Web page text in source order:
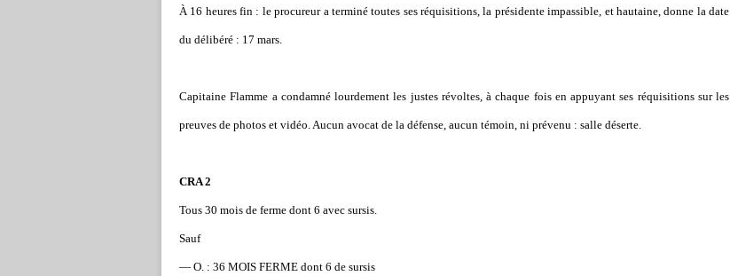
À 16 heures fin : le procureur a terminé toutes ses réquisitions, la présidente impassible, et hautaine, donne la date
du délibéré : 17 mars.
Capitaine Flamme a condamné lourdement les justes révoltes, à chaque fois en appuyant ses réquisitions sur les
preuves de photos et vidéo. Aucun avocat de la défense, aucun témoin, ni prévenu : salle déserte.
CRA 2
Tous 30 mois de ferme dont 6 avec sursis.
Sauf
— O. : 36 MOIS FERME dont 6 de sursis